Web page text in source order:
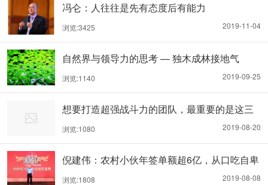
冯仑：人往往是先有态度后有能力
2019-11-04
浏览:3425
自然界与领导力的思考 — 独木成林接地气
2019-09-25
浏览:1140
想要打造超强战斗力的团队，最重要的是这三
件事
2019-08-20
浏览:1080
倪建伟：农村小伙年签单额超6亿，从口吃自卑
成长为销售大鳄
2019-08-08
浏览:1808